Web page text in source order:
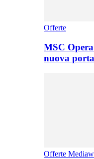
Offerte
MSC
nuova
Offerte